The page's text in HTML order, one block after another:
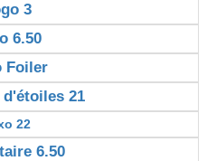
3
6.50
Foiler
21
22
6.50